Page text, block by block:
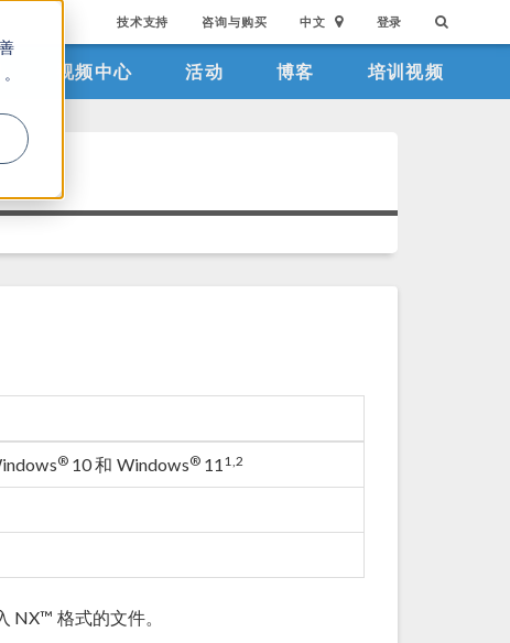
技术支持 咨询与购买 中文 登录
视频中心 活动 博客 培训视频
®10 和 Windows®11 1,2
NX™ 格式的文件。